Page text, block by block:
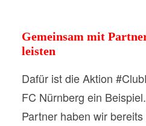
Gemeinsam mit
leisten
Dafür ist die Aktion
FC Nürnberg ein
Partner haben wir